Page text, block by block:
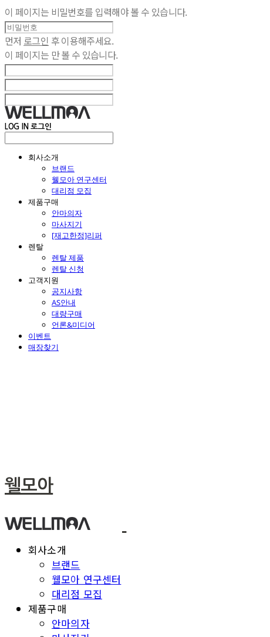
이 페이지는 비밀번호를 입력해야 볼 수 있습니다.
먼저 로그인 후 이용해주세요.
이 페이지는 만 볼 수 있습니다.
LOG IN 로그인
회사소개
브랜드
웰모아 연구센터
대리점 모집
제품구매
안마의자
마사지기
[재고한정]리퍼
렌탈
렌탈 제품
렌탈 신청
고객지원
공지사항
AS안내
대량구매
언론&미디어
이벤트
매장찾기
웰모아
회사소개
브랜드
웰모아 연구센터
대리점 모집
제품구매
안마의자